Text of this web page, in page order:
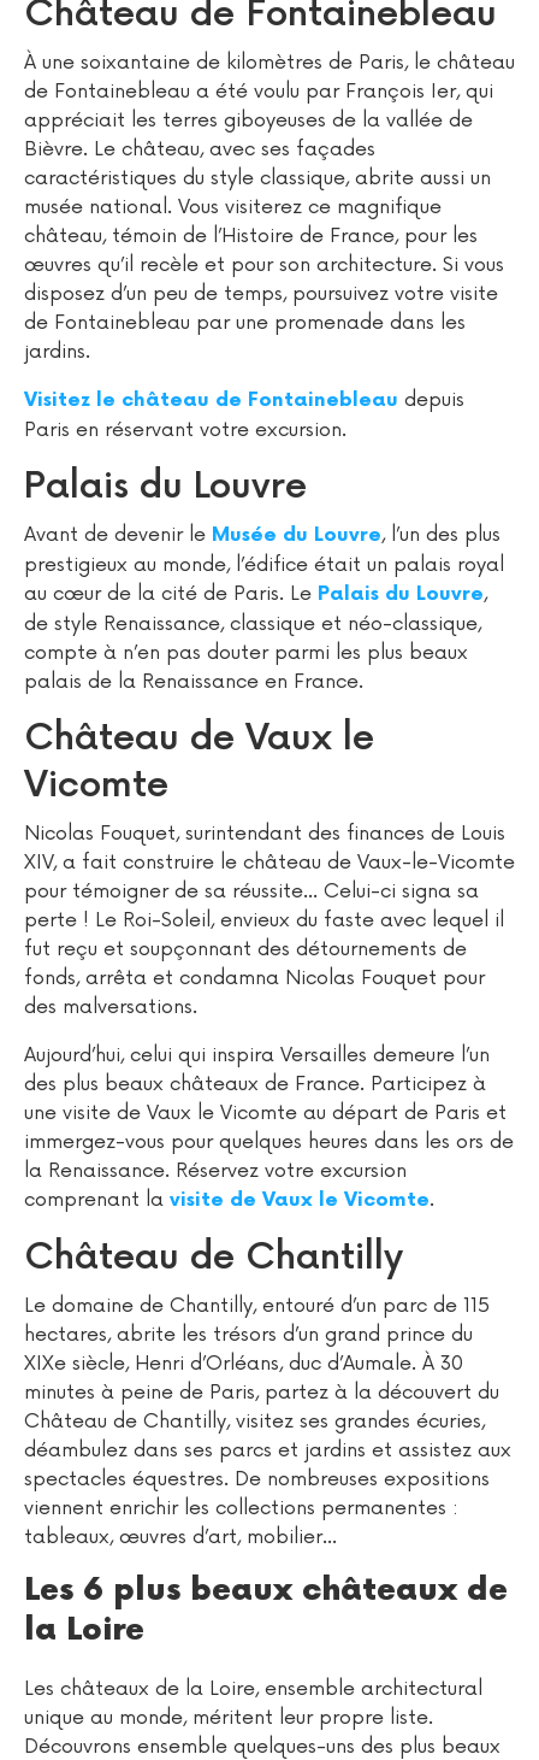
Château de Fontainebleau
À une soixantaine de kilomètres de Paris, le château
de Fontainebleau a été voulu par François Ier, qui
appréciait les terres giboyeuses de la vallée de
Bièvre. Le château, avec ses façades
caractéristiques du style classique, abrite aussi un
musée national. Vous visiterez ce magnifique
château, témoin de l’Histoire de France, pour les
œuvres qu’il recèle et pour son architecture. Si vous
disposez d’un peu de temps, poursuivez votre visite
de Fontainebleau par une promenade dans les
jardins.
Visitez le château de Fontainebleau depuis
Paris en réservant votre excursion.
Palais du Louvre
Avant de devenir le Musée du Louvre, l’un des plus
prestigieux au monde, l’édifice était un palais royal
au cœur de la cité de Paris. Le Palais du Louvre,
de style Renaissance, classique et néo-classique,
compte à n’en pas douter parmi les plus beaux
palais de la Renaissance en France.
Château de Vaux le
Vicomte
Nicolas Fouquet, surintendant des finances de Louis
XIV, a fait construire le château de Vaux-le-Vicomte
pour témoigner de sa réussite… Celui-ci signa sa
perte ! Le Roi-Soleil, envieux du faste avec lequel il
fut reçu et soupçonnant des détournements de
fonds, arrêta et condamna Nicolas Fouquet pour
des malversations.
Aujourd’hui, celui qui inspira Versailles demeure l’un
des plus beaux châteaux de France. Participez à
une visite de Vaux le Vicomte au départ de Paris et
immergez-vous pour quelques heures dans les ors de
la Renaissance. Réservez votre excursion
comprenant la visite de Vaux le Vicomte.
Château de Chantilly
Le domaine de Chantilly, entouré d’un parc de 115
hectares, abrite les trésors d’un grand prince du
XIXe siècle, Henri d’Orléans, duc d’Aumale. À 30
minutes à peine de Paris, partez à la découvert du
Château de Chantilly, visitez ses grandes écuries,
déambulez dans ses parcs et jardins et assistez aux
spectacles équestres. De nombreuses expositions
viennent enrichir les collections permanentes :
tableaux, œuvres d’art, mobilier…
Les 6 plus beaux châteaux de
la Loire
Les châteaux de la Loire, ensemble architectural
unique au monde, méritent leur propre liste.
Découvrons ensemble quelques-uns des plus beaux